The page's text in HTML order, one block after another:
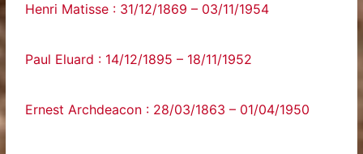
Henri Matisse : 31/12/1869 – 03/11/1954
Paul Eluard : 14/12/1895 – 18/11/1952
Ernest Archdeacon : 28/03/1863 – 01/04/1950